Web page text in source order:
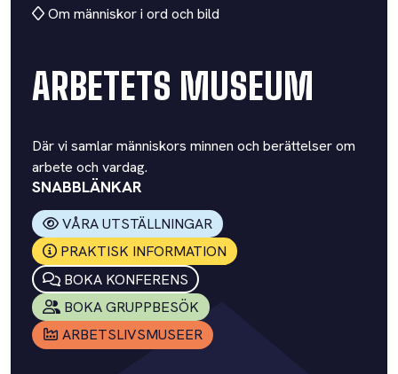
Om människor i ord och bild
ARBETETS MUSEUM
Där vi samlar människors minnen och berättelser om
arbete och vardag.
SNABBLÄNKAR
VÅRA UTSTÄLLNINGAR
PRAKTISK INFORMATION
BOKA KONFERENS
BOKA GRUPPBESÖK
ARBETSLIVSMUSEER